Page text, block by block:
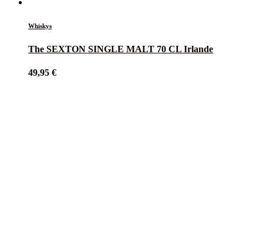
Whiskys
The SEXTON SINGLE MALT 70 CL Irlande
49,95 €